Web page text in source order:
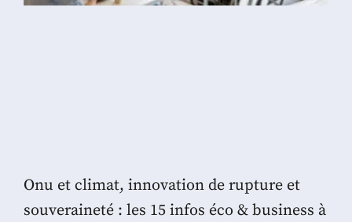
Onu et climat, innovation de rupture et
souveraineté : les 15 infos éco & business à